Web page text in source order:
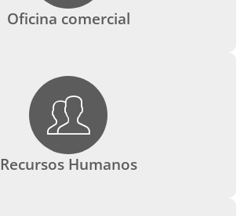
Oficina comercial
Recursos Humanos